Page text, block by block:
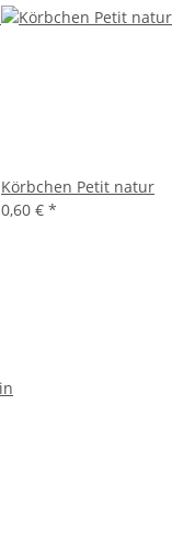
Körbchen Petit natur
0,60 € *